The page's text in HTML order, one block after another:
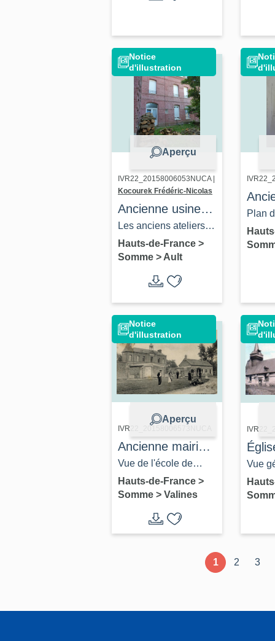
SARL
actuellement
Ternois Industrie
Picardie
Notice
d'illustration
Aperçu
IVR22_20158006053NUCA |
Kocourek Frédéric-Nicolas
Ancienne usine
de serrurerie
Lennel et Cie
Les anciens ateliers
de fabrication.
Hauts-de-France >
Somme >Ault
Plan
et
Notice
d'illustration
Aperçu
IVR22_20158006573NUCA
Ancienne mairie
et ancienne école
primaire de filles
de Valines
Vue de l'école de
Valines, début du 20e
siècle (coll. part.).
Hauts-de-France >
Somme > Valines
Vue
quart
(coll.
1 2 3